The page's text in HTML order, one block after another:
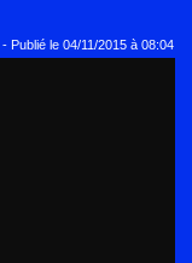
- Publié le 04/11/2015 à 08:04